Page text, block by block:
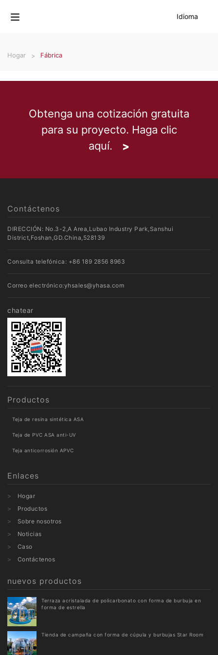
Idioma
Hogar Fábrica
Obtenga una cotización gratuita
para su proyecto. Haga clic
aquí.
Contáctenos
DIRECCIÓN: No.3-2,A Area,Lubao Industry Park,Sanshui
District,Foshan,GD.China,528139
Consulta telefónica: +86 189 2856 8963
Correo electrónico:yhsales@yhasa.com
chatear
Productos
Teja de resina sintética ASA
Teja de PVC ASA anti-UV
Teja anticorrosión APVC
Enlaces
Hogar
Productos
Sobre nosotros
Noticias
Caso
Contáctenos
nuevos productos
Terraza acristalada de policarbonato con forma de burbuja en
forma de estrella
Tienda de campaña con forma de cúpula y burbujas Star Room